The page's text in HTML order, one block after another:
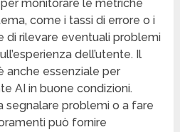
monitorare le metriche
come i tassi di errore o i
di rilevare eventuali problemi
dell’utente. Il
anche essenziale per
AI in buone condizioni.
segnalare problemi o a fare
può fornire